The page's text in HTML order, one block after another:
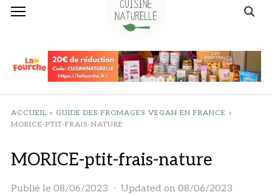
Search
ACCUEIL » GUIDE DES FROMAGES VEGAN EN FRANCE »
MORICE-PTIT-FRAIS-NATURE
MORICE-ptit-frais-nature
Publié le 08/06/2023 Updated on 08/06/2023